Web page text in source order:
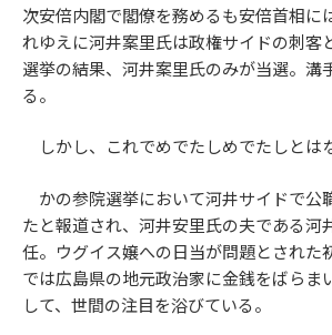
次安倍内閣で閣僚を務めるも安倍首相に
れゆえに河井案里氏は政権サイドの刺客
選挙の結果、河井案里氏のみが当選。溝
る。
しかし、これでめでたしめでたしとは
かの参院選挙において河井サイドで公
たと報道され、河井安里氏の夫である河
任。ウグイス嬢への日当が問題とされた
では広島県の地元政治家に金銭をばらま
して、世間の注目を浴びている。